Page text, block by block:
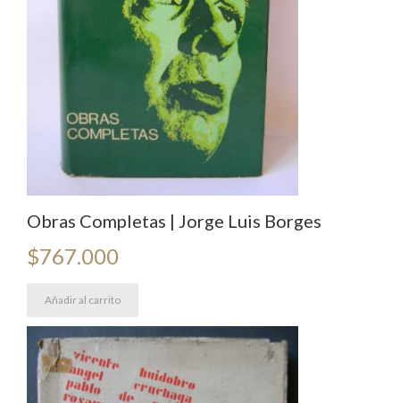
Obras Completas | Jorge Luis Borges
$767.000
Añadir al carrito